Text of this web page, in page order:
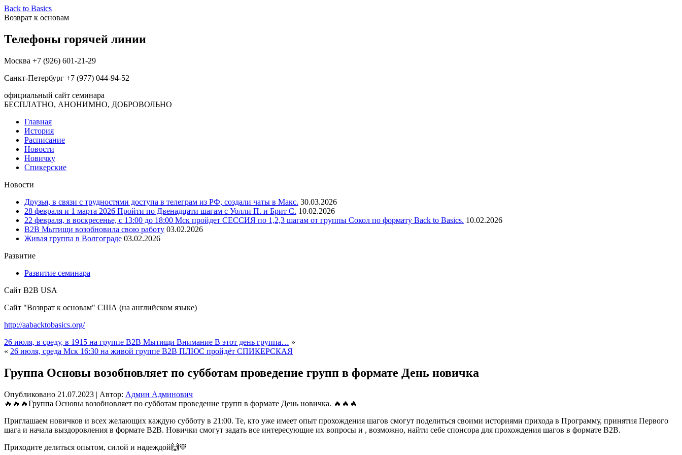
Back to Basics
Возврат к основам
Телефоны горячей линии
Москва +7 (926) 601-21-29
Санкт-Петербург +7 (977) 044-94-52
официальный сайт семинара
БЕСПЛАТНО, АНОНИМНО, ДОБРОВОЛЬНО
Главная
История
Расписание
Новости
Новичку
Спикерские
Новости
Друзья, в связи с трудностями доступа в телеграм из РФ, создали чаты в Макс. 30.03.2026
28 февраля и 1 марта 2026 Пройти по Двенадцати шагам с Уолли П. и Брит С. 10.02.2026
22 февраля, в воскресенье, с 13:00 до 18:00 Мск пройдет СЕССИЯ по 1,2,3 шагам от группы Сокол по формату Back to Basics. 10.02.2026
В2В Мытищи возобновила свою работу 03.02.2026
Живая группа в Волгограде 03.02.2026
Развитие
Развитие семинара
Сайт B2B USA
Сайт "Возврат к основам" США (на английском языке)
http://aabacktobasics.org/
26 июля, в среду, в 1915 на группе B2B Мытищи Внимание В этот день группа… »
« 26 июля, среда Мск 16:30 на живой группе B2B ПЛЮС пройдёт СПИКЕРСКАЯ
Группа Основы возобновляет по субботам проведение групп в формате День новичка
Опубликовано 21.07.2023 | Автор: Админ Админович
🔥🔥🔥Группа Основы возобновляет по субботам проведение групп в формате День новичка. 🔥🔥🔥
Приглашаем новичков и всех желающих каждую субботу в 21:00. Те, кто уже имеет опыт прохождения шагов смогут поделиться своими историями прихода в Программу, принятия Первого
шага и начала выздоровления в формате B2B. Новички смогут задать все интересующие их вопросы и , возможно, найти себе спонсора для прохождения шагов в формате B2B.
Приходите делиться опытом, силой и надеждой🙌💙